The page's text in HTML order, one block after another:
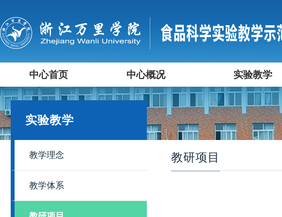
中心首页 中心概况 实验教学
实验教学
教学理念
教学体系
教研项目